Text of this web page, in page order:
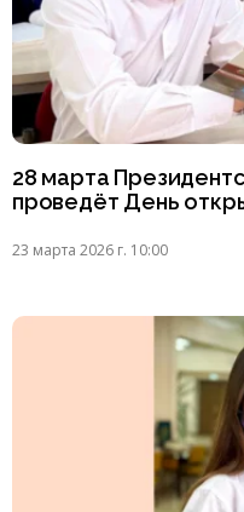
28 марта
проведёт День
23 марта 2026 г. 10:00